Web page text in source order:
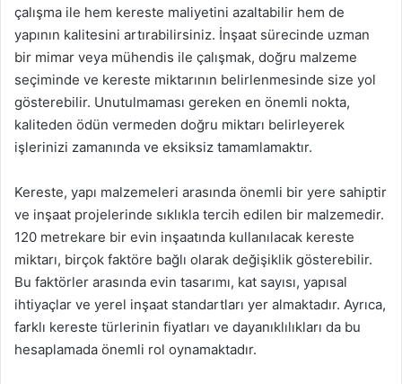
çalışma ile hem kereste maliyetini azaltabilir hem de
yapının kalitesini artırabilirsiniz. İnşaat sürecinde uzman
bir mimar veya mühendis ile çalışmak, doğru malzeme
seçiminde ve kereste miktarının belirlenmesinde size yol
gösterebilir. Unutulmaması gereken en önemli nokta,
kaliteden ödün vermeden doğru miktarı belirleyerek
işlerinizi zamanında ve eksiksiz tamamlamaktır.
Kereste, yapı malzemeleri arasında önemli bir yere sahiptir
ve inşaat projelerinde sıklıkla tercih edilen bir malzemedir.
120 metrekare bir evin inşaatında kullanılacak kereste
miktarı, birçok faktöre bağlı olarak değişiklik gösterebilir.
Bu faktörler arasında evin tasarımı, kat sayısı, yapısal
ihtiyaçlar ve yerel inşaat standartları yer almaktadır. Ayrıca,
farklı kereste türlerinin fiyatları ve dayanıklılıkları da bu
hesaplamada önemli rol oynamaktadır.